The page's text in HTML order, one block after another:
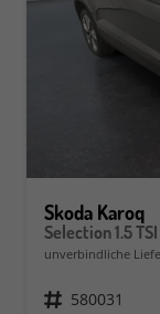
Skoda Karoq
Selection 1.5
unverbindliche
Fahrzeugnr. 580031